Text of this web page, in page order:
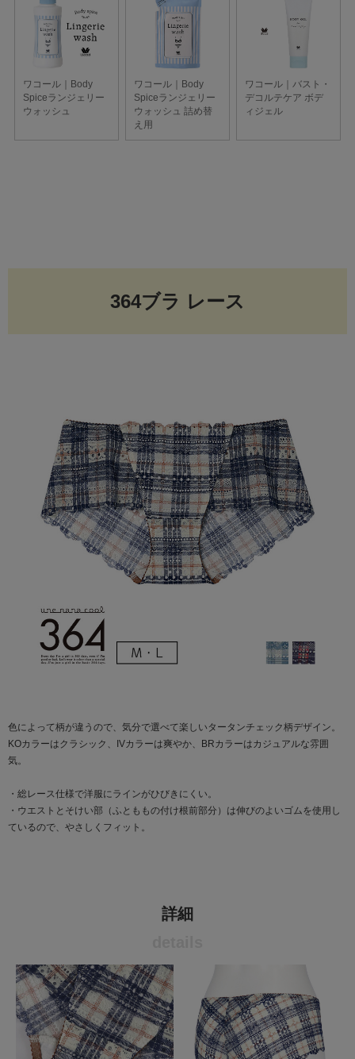
364ブラ レース
色によって柄が違うので、気分で選べて楽しいタータンチェック柄デザイン。
KOカラーはクラシック、IVカラーは爽やか、BRカラーはカジュアルな雰囲
気。
・総レース仕様で洋服にラインがひびきにくい。
・ウエストとそけい部（ふとももの付け根前部分）は伸びのよいゴムを使用し
ているので、やさしくフィット。
詳細